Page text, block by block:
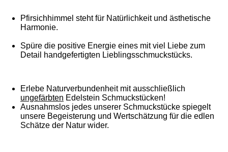
Pfirsichhimmel steht für Natürlichkeit und ästhetische
Harmonie.
Spüre die positive Energie eines mit viel Liebe zum
Detail handgefertigten Lieblingsschmuckstücks.
Erlebe Naturverbundenheit mit ausschließlich
ungefärbten Edelstein Schmuckstücken!
Ausnahmslos jedes unserer Schmuckstücke spiegelt
unsere Begeisterung und Wertschätzung für die edlen
Schätze der Natur wider.